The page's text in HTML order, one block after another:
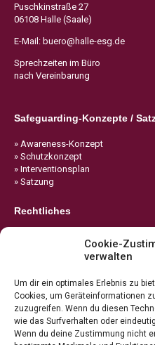
Cookie-
verwalten
Um dir ein optimales Erlebnis zu
Cookies, um Geräteinformationen
zuzugreifen. Wenn du diesen
wie das Surfverhalten oder
Wenn du deine Zustimmung nicht
Puschkinstraße 27
06108 Halle (Saale)
E-Mail: buero@halle-esg.de
Sprechzeiten im Büro
nach Vereinbarung
Safeguarding-Konzepte /
» Awareness-Konzept
» Schutzkonzept
» Interventionsplan
» Satzung
Rechtliches
» Cookie-Richtlinie